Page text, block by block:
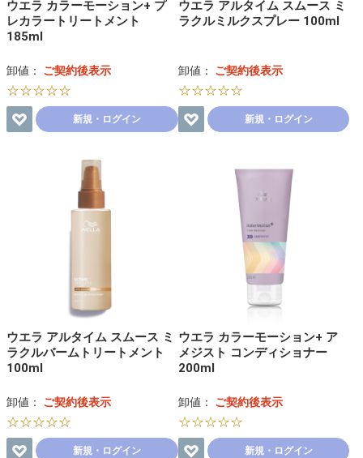
ウエラ カラーモーション+ プ
レカラートリートメント
185ml
卸値： ご契約後表示
☆☆☆☆☆
新規・ログイン
ウエラ アルタイム スムース ミ
ラクルミルクスプレー 100ml
卸値： ご契約後表示
☆☆☆☆☆
新規・ログイン
ウエラ アルタイム スムース ミ
ラクルバームトリートメント
100ml
卸値： ご契約後表示
☆☆☆☆☆
新規・ログイン
ウエラ カラーモーション+ ア
メジスト コンディショナー
200ml
卸値： ご契約後表示
☆☆☆☆☆
新規・ログイン